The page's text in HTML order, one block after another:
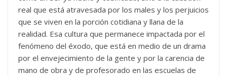
real que está atravesada por los males y los perjuicios
que se viven en la porción cotidiana y llana de la
realidad. Esa cultura que permanece impactada por el
fenómeno del éxodo, que está en medio de un drama
por el envejecimiento de la gente y por la carencia de
mano de obra y de profesorado en las escuelas de